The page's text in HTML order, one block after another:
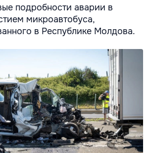
подробности аварии в
микроавтобуса,
в Республике Молдова.